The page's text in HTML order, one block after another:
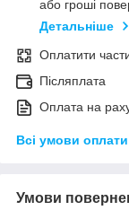
або гроші
Детальніше
Оплатити
Післяплата
Оплата на
Всі умови оплати
Умови